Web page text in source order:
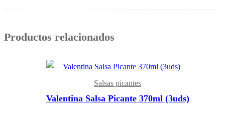
Productos relacionados
Salsas picantes
Valentina Salsa Picante 370ml (3uds)